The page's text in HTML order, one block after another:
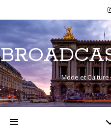
Mode et Culture